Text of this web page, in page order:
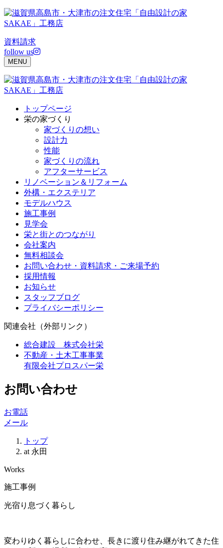
Skip
to
content
資料請求
follow us
MENU
トップページ
栄の家づくり
家づくりの想い
設計力
性能
家づくりの流れ
アフターサービス
リノベーション＆リフォーム
外構・エクステリア
モデルハウス
施工事例
見学会
栄と街とのつながり
会社案内
無料相談会
お問い合わせ・資料請求・ご来場予約
採用情報
お知らせ
スタッフブログ
プライバシーポリシー
関連会社（外部リンク）
総合建設 株式会社栄
不動産・土木工事事業
有限会社プロスパー栄
お問い合わせ
お電話
メール
トップ
at 永田
Works
施工事例
光宿り息づく暮らし
変わりゆく暮らしに合わせ、長きに渡り住み継がれてきた住